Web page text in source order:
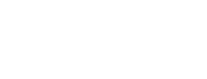
に応じたご連絡のため
る目的